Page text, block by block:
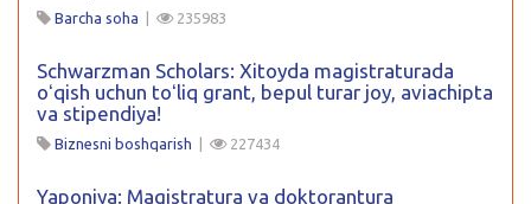
Barcha soha | 235983
Schwarzman Scholars: Xitoyda magistraturada
oʻqish uchun toʻliq grant, bepul turar joy, aviachipta
va stipendiya!
Biznesni boshqarish | 227434
Yaponiya: Magistratura va doktorantura